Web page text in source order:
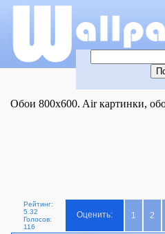
Обои 800x600. Air картинки,
Рейтинг:
5.32
Голосов:
116
Оценить: 1 2